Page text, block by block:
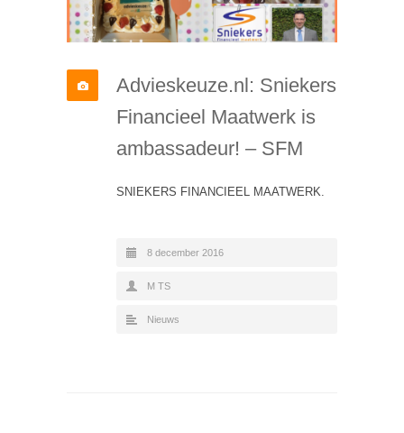
Advieskeuze.nl: Sniekers
Financieel Maatwerk is
ambassadeur! – SFM
SNIEKERS FINANCIEEL MAATWERK.
8 december 2016
M TS
Nieuws